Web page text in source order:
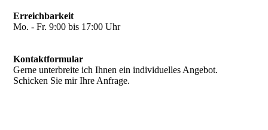
Erreichbarkeit
Mo. - Fr. 9:00 bis 17:00 Uhr
Kontaktformular
Gerne unterbreite ich Ihnen ein individuelles Angebot.
Schicken Sie mir Ihre Anfrage.